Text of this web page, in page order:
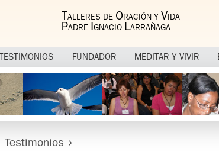
T ALLERES DE ORACIÓN Y V IDA
PADRE IGNACIO LARRAÑAGA
TESTIMONIOS FUNDADOR MEDITAR Y VIVIR
Testimonios